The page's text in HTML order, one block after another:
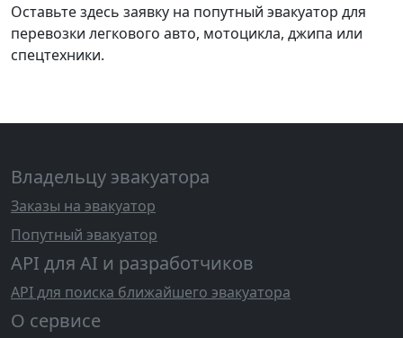
Оставьте здесь заявку на попутный эвакуатор для
перевозки легкового авто, мотоцикла, джипа или
спецтехники.
Владельцу эвакуатора
Заказы на эвакуатор
Попутный эвакуатор
API для AI и разработчиков
API для поиска ближайшего эвакуатора
О сервисе